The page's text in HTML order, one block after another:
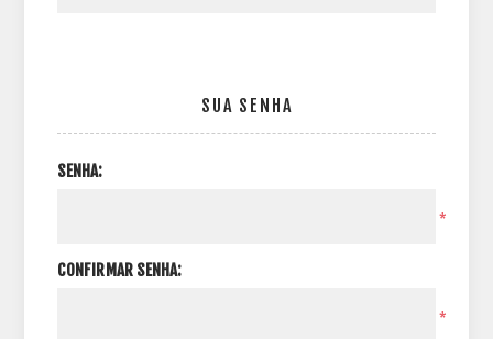
SUA SENHA
SENHA:
*
CONFIRMAR SENHA:
*